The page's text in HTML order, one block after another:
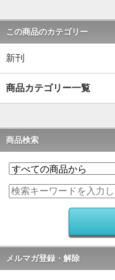
この商品のカテゴリー
新刊
商品カテゴリー一覧
商品検索
メルマガ登録・解除